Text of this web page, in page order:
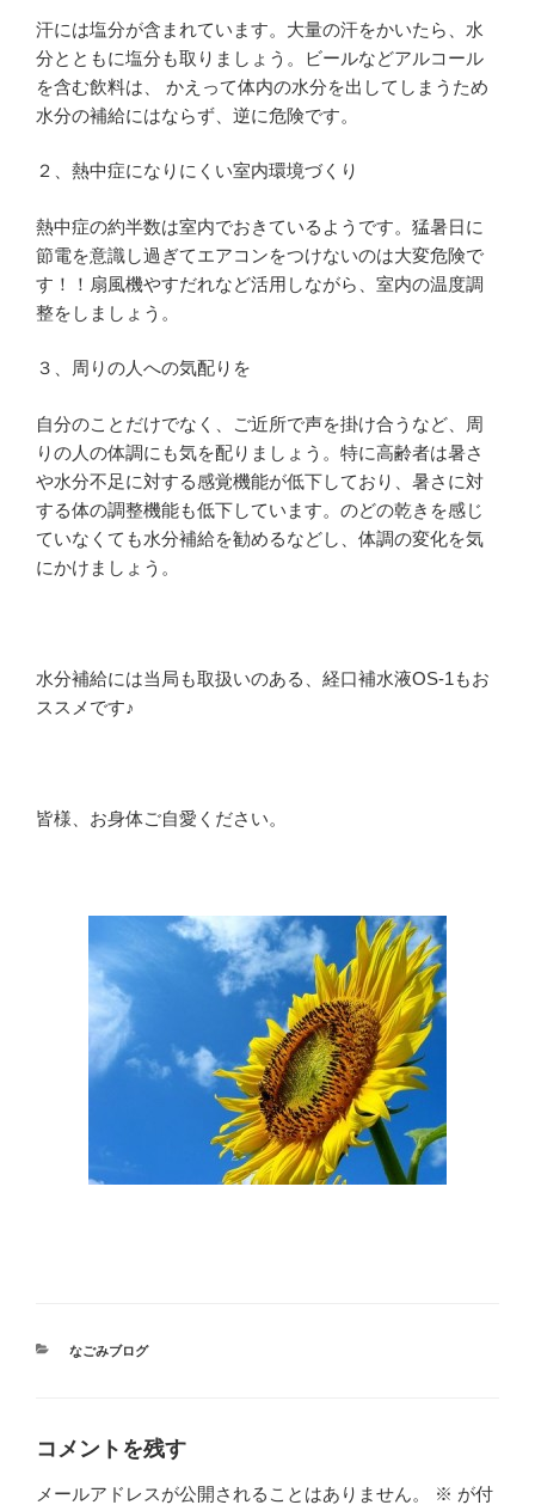
汗には塩分が含まれています。大量の汗をかいたら、水
分とともに塩分も取りましょう。ビールなどアルコール
を含む飲料は、 かえって体内の水分を出してしまうため
水分の補給にはならず、逆に危険です。
２、熱中症になりにくい室内環境づくり
熱中症の約半数は室内でおきているようです。猛暑日に
節電を意識し過ぎてエアコンをつけないのは大変危険で
す！！扇風機やすだれなど活用しながら、室内の温度調
整をしましょう。
３、周りの人への気配りを
自分のことだけでなく、ご近所で声を掛け合うなど、周
りの人の体調にも気を配りましょう。特に高齢者は暑さ
や水分不足に対する感覚機能が低下しており、暑さに対
する体の調整機能も低下しています。のどの乾きを感じ
ていなくても水分補給を勧めるなどし、体調の変化を気
にかけましょう。
水分補給には当局も取扱いのある、経口補水液OS-1もお
ススメです♪
皆様、お身体ご自愛ください。
カ
なごみブログ
コメントを残す
メールアドレスが公開されることはありません。 ※ が付